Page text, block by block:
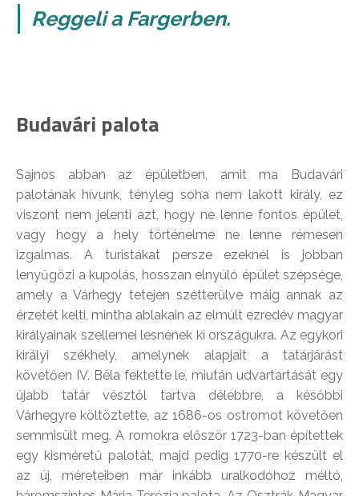
Reggeli a Fargerben.
Budavári palota
Sajnos abban az épületben, amit ma Budavári
palotának hívunk, tényleg soha nem lakott király, ez
viszont nem jelenti azt, hogy ne lenne fontos épület,
vagy hogy a hely történelme ne lenne rémesen
izgalmas. A turistákat persze ezeknél is jobban
lenyűgözi a kupolás, hosszan elnyúló épület szépsége,
amely a Várhegy tetején szétterülve máig annak az
érzetét kelti, mintha ablakain az elmúlt ezredév magyar
királyainak szellemei lesnének ki országukra. Az egykori
királyi székhely, amelynek alapjait a tatárjárást
követően IV. Béla fektette le, miután udvartartását egy
újabb tatár vésztől tartva délebbre, a későbbi
Várhegyre költöztette, az 1686-os ostromot követően
semmisült meg. A romokra először 1723-ban építettek
egy kisméretű palotát, majd pedig 1770-re készült el
az új, méreteiben már inkább uralkodóhoz méltó,